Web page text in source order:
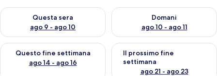
Questa sera
ago 9 - ago 10
Verifica la disponibilità per questa sera, ago 9 - ago 10
Domani
ago 10 - ago 11
Verifica la disponibilità per
Questo fine settimana
ago 14 - ago 16
Verifica la disponibilità per questo fine settimana, ago 14 -
Il prossimo fine
settimana
ago 21 - ago 23
Verifica la disponibilità per il